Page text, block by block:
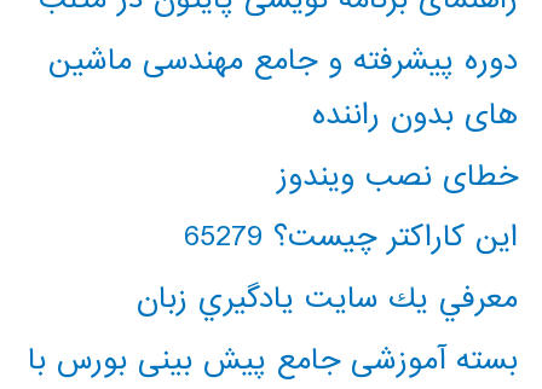
دوره پیشرفته و جامع مهندسی ماشین
های بدون راننده
خطای نصب ویندوز
این کاراکتر چیست؟ 65279
معرفي يك سايت يادگيري زبان
بسته آموزشی جامع پیش بینی بورس با